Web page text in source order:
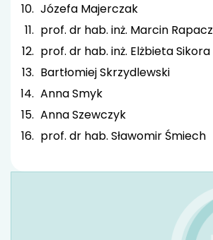
Józefa Majerczak
prof. dr hab. inż. Marcin Rapacz
prof. dr hab. inż. Elżbieta Sikora
Bartłomiej Skrzydlewski
Anna Smyk
Anna Szewczyk
prof. dr hab. Sławomir Śmiech